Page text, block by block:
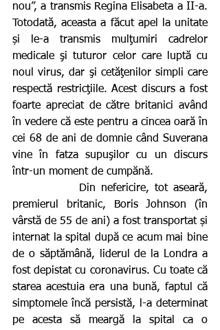
nou”, a transmis Regina Elisabeta a II-a.
Totodată, aceasta a făcut apel la unitate
și le-a transmis mulţumiri cadrelor
medicale şi tuturor celor care luptă cu
noul virus, dar şi cetăţenilor simpli care
respectă restricţiile. Acest discurs a fost
foarte apreciat de către britanici având
în vedere că este pentru a cincea oară în
cei 68 de ani de domnie când Suverana
vine în fatza supuşilor cu un discurs
într-un moment de cumpănă.
premierul britanic, Boris Johnson (în
vârstă de 55 de ani) a fost transportat și
internat la spital după ce acum mai bine
de o săptămână, liderul de la Londra a
fost depistat cu coronavirus. Cu toate că
starea acestuia era una bună, faptul că
simptomele încă persistă, l-a determinat
pe acesta să meargă la spital ca o